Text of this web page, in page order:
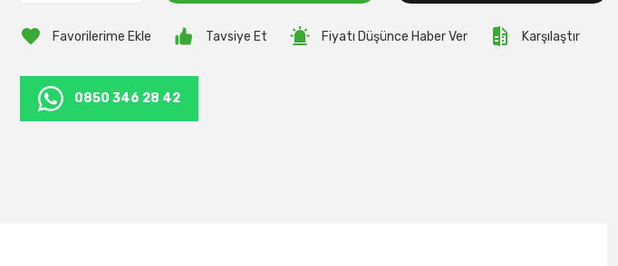
Tavsiye Et Fiyatı Düşünce Haber Ver Karşılaştır
0850 346 28 42